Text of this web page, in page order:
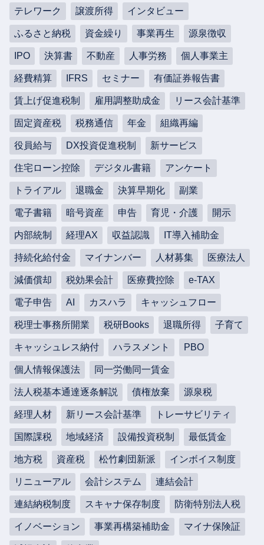
テレワーク 譲渡所得 インタビュー
ふるさと納税 資金繰り 事業再生 源泉徴収
IPO 決算書 不動産 人事労務 個人事業主
経費精算 IFRS セミナー 有価証券報告書
賃上げ促進税制 雇用調整助成金 リース会計基準
固定資産税 税務通信 年金 組織再編
役員給与 DX投資促進税制 新サービス
住宅ローン控除 デジタル書籍 アンケート
トライアル 退職金 決算早期化 副業
電子書籍 暗号資産 申告 育児・介護 開示
内部統制 経理AX 収益認識 IT導入補助金
持続化給付金 マイナンバー 人材募集 医療法人
減価償却 税効果会計 医療費控除 e-TAX
電子申告 AI カスハラ キャッシュフロー
税理士事務所開業 税研Books 退職所得 子育て
キャッシュレス納付 ハラスメント PBO
個人情報保護法 同一労働同一賃金
法人税基本通達逐条解説 債権放棄 源泉税
経理人材 新リース会計基準 トレーサビリティ
国際課税 地域経済 設備投資税制 最低賃金
地方税 資産税 松竹劇団新派 インボイス制度
リニューアル 会計システム 連結会計
連結納税制度 スキャナ保存制度 防衛特別法人税
イノベーション 事業再構築補助金 マイナ保険証